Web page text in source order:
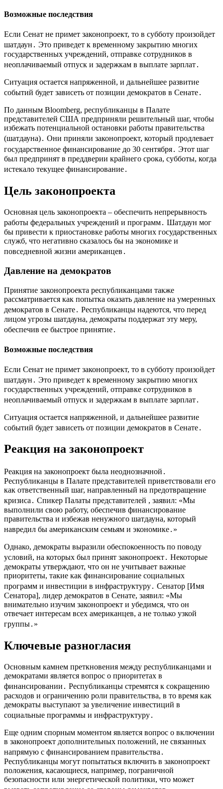
Возможные последствия
Если Сенат не примет законопроект, то в субботу произойдет
шатдаун․ Это приведет к временному закрытию многих
государственных учреждений, отправке сотрудников в
неоплачиваемый отпуск и задержкам в выплате зарплат․
Ситуация остается напряженной, и дальнейшее развитие
событий будет зависеть от позиции демократов в Сенате․
По данным Bloomberg, республиканцы в Палате
представителей США предприняли решительный шаг, чтобы
избежать потенциальной остановки работы правительства
(шатдауна)․ Они приняли законопроект, который продлевает
государственное финансирование до 30 сентября․ Этот шаг
был предпринят в преддверии крайнего срока, субботы, когда
истекало текущее финансирование․
Цель законопроекта
Основная цель законопроекта – обеспечить непрерывность
работы федеральных учреждений и программ․ Шатдаун мог
бы привести к приостановке работы многих государственных
служб, что негативно сказалось бы на экономике и
повседневной жизни американцев․
Давление на демократов
Принятие законопроекта республиканцами также
рассматривается как попытка оказать давление на умеренных
демократов в Сенате․ Республиканцы надеются, что перед
лицом угрозы шатдауна, демократы поддержат эту меру,
обеспечив ее быстрое принятие․
Возможные последствия
Если Сенат не примет законопроект, то в субботу произойдет
шатдаун․ Это приведет к временному закрытию многих
государственных учреждений, отправке сотрудников в
неоплачиваемый отпуск и задержкам в выплате зарплат․
Ситуация остается напряженной, и дальнейшее развитие
событий будет зависеть от позиции демократов в Сенате․
Реакция на законопроект
Реакция на законопроект была неоднозначной․
Республиканцы в Палате представителей приветствовали его
как ответственный шаг, направленный на предотвращение
кризиса․ Спикер Палаты представителей , заявил: «Мы
выполнили свою работу, обеспечив финансирование
правительства и избежав ненужного шатдауна, который
навредил бы американским семьям и экономике․»
Однако, демократы выразили обеспокоенность по поводу
условий, на которых был принят законопроект․ Некоторые
демократы утверждают, что он не учитывает важные
приоритеты, такие как финансирование социальных
программ и инвестиции в инфраструктуру․ Сенатор [Имя
Сенатора], лидер демократов в Сенате, заявил: «Мы
внимательно изучим законопроект и убедимся, что он
отвечает интересам всех американцев, а не только узкой
группы․»
Ключевые разногласия
Основным камнем преткновения между республиканцами и
демократами является вопрос о приоритетах в
финансировании․ Республиканцы стремятся к сокращению
расходов и ограничению роли правительства, в то время как
демократы выступают за увеличение инвестиций в
социальные программы и инфраструктуру․
Еще одним спорным моментом является вопрос о включении
в законопроект дополнительных положений, не связанных
напрямую с финансированием правительства․
Республиканцы могут попытаться включить в законопроект
положения, касающиеся, например, пограничной
безопасности или энергетической политики, что может